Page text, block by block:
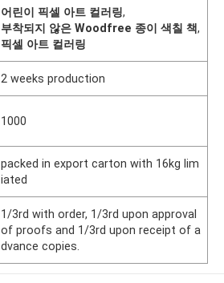
어린이 픽셀 아트 컬러링,
부착되지 않은 Woodfree 종이 색칠 책,
픽셀 아트 컬러링
2 weeks production
1000
packed in export carton with 16kg lim
iated
1/3rd with order, 1/3rd upon approval
of proofs and 1/3rd upon receipt of a
dvance copies.